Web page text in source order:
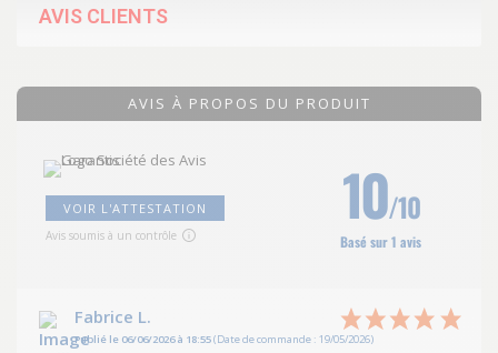
AVIS CLIENTS
AVIS À PROPOS DU PRODUIT
VOIR L'ATTESTATION
Avis soumis à un contrôle
10/10
Basé sur 1 avis
Fabrice L.
Publié le 06/06/2026 à 18:55(Date de commande : 19/05/2026)